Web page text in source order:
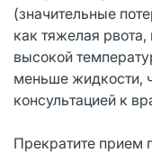
(значительные
как тяжелая
высокой
меньше жидкости,
консультацией к
Прекратите прием